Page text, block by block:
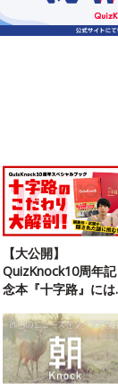
【大公開】
QuizKnock10周年記
念本『十字路』には
ました